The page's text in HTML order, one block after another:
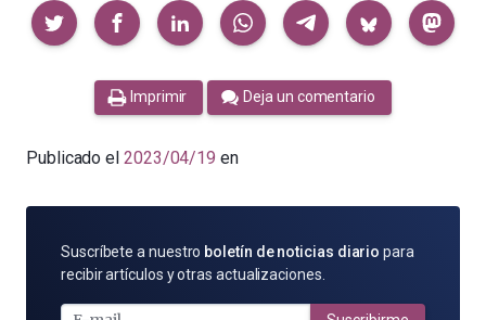
Compartir
Imprimir Deja un comentario
Publicado el 2023/04/19 en
SUSCRÍBETE
POR
Suscríbete a nuestro boletín de noticias diario para
recibir artículos y otras actualizaciones.